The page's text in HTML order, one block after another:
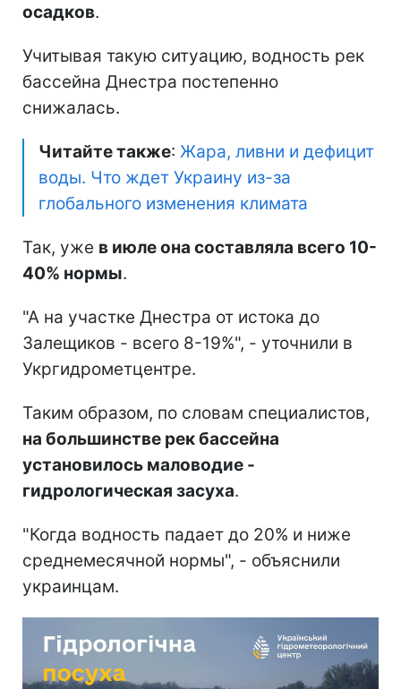
осадков.
Учитывая такую ситуацию, водность рек
бассейна Днестра постепенно
снижалась.
Читайте также: Жара, ливни и дефицит
воды. Что ждет Украину из-за
глобального изменения климата
Так, уже в июле она составляла всего 10-
40% нормы.
"А на участке Днестра от истока до
Залещиков - всего 8-19%", - уточнили в
Укргидрометцентре.
Таким образом, по словам специалистов,
на большинстве рек бассейна
установилось маловодие -
гидрологическая засуха.
"Когда водность падает до 20% и ниже
среднемесячной нормы", - объяснили
украинцам.